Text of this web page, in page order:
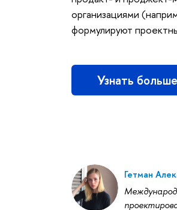
организациями
формулируют
Узнать
Гетман